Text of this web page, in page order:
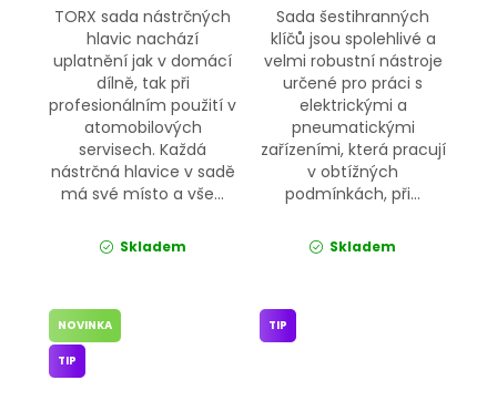
TORX sada nástrčných
hlavic nachází
uplatnění jak v domácí
dílně, tak při
profesionálním použití v
atomobilových
servisech. Každá
nástrčná hlavice v sadě
má své místo a vše...
Skladem
Sada šestihranných
klíčů jsou spolehlivé a
velmi robustní nástroje
určené pro práci s
elektrickými a
pneumatickými
zařízeními, která pracují
v obtížných
podmínkách, při...
Skladem
NOVINKA
TIP
TIP